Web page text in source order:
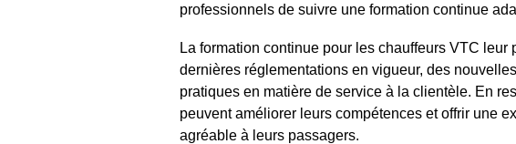
professionnels de suivre une formation continue
La formation continue pour les chauffeurs VTC leur
dernières réglementations en vigueur, des
pratiques en matière de service à la clientèle. En
peuvent améliorer leurs compétences et offrir une
agréable à leurs passagers.